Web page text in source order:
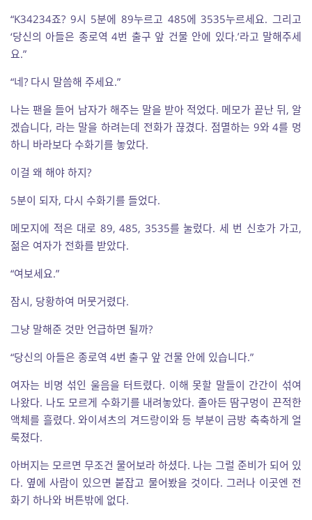
“K34234죠? 9시 5분에 89누르고 485에 3535누르세요. 그리고
‘당신의 아들은 종로역 4번 출구 앞 건물 안에 있다.’라고 말해주세
요.”
“네? 다시 말씀해 주세요.”
나는 팬을 들어 남자가 해주는 말을 받아 적었다. 메모가 끝난 뒤, 알
겠습니다, 라는 말을 하려는데 전화가 끊겼다. 점멸하는 9와 4를 멍
하니 바라보다 수화기를 놓았다.
이걸 왜 해야 하지?
5분이 되자, 다시 수화기를 들었다.
메모지에 적은 대로 89, 485, 3535를 눌렀다. 세 번 신호가 가고,
젊은 여자가 전화를 받았다.
“여보세요.”
잠시, 당황하여 머뭇거렸다.
그냥 말해준 것만 언급하면 될까?
“당신의 아들은 종로역 4번 출구 앞 건물 안에 있습니다.”
여자는 비명 섞인 울음을 터트렸다. 이해 못할 말들이 간간이 섞여
나왔다. 나도 모르게 수화기를 내려놓았다. 졸아든 땀구멍이 끈적한
액체를 흘렸다. 와이셔츠의 겨드랑이와 등 부분이 금방 축축하게 얼
룩졌다.
아버지는 모르면 무조건 물어보라 하셨다. 나는 그럴 준비가 되어 있
다. 옆에 사람이 있으면 붙잡고 물어봤을 것이다. 그러나 이곳엔 전
화기 하나와 버튼밖에 없다.